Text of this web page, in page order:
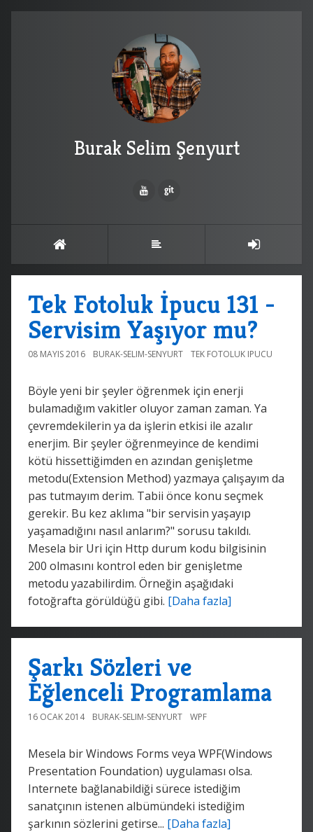
Burak Selim Şenyurt
Tek Fotoluk İpucu 131 -
Servisim Yaşıyor mu?
08 MAYIS 2016 BURAK-SELIM-SENYURT TEK FOTOLUK IPUCU
Böyle yeni bir şeyler öğrenmek için enerji
bulamadığım vakitler oluyor zaman zaman. Ya
çevremdekilerin ya da işlerin etkisi ile azalır
enerjim. Bir şeyler öğrenmeyince de kendimi
kötü hissettiğimden en azından genişletme
metodu(Extension Method) yazmaya çalışayım da
pas tutmayım derim. Tabii önce konu seçmek
gerekir. Bu kez aklıma "bir servisin yaşayıp
yaşamadığını nasıl anlarım?" sorusu takıldı.
Mesela bir Uri için Http durum kodu bilgisinin
200 olmasını kontrol eden bir genişletme
metodu yazabilirdim. Örneğin aşağıdaki
fotoğrafta görüldüğü gibi. [Daha fazla]
Şarkı Sözleri ve
Eğlenceli Programlama
16 OCAK 2014 BURAK-SELIM-SENYURT WPF
Mesela bir Windows Forms veya WPF(Windows
Presentation Foundation) uygulaması olsa.
Internete bağlanabildiği sürece istediğim
sanatçının istenen albümündeki istediğim
şarkının sözlerini getirse... [Daha fazla]